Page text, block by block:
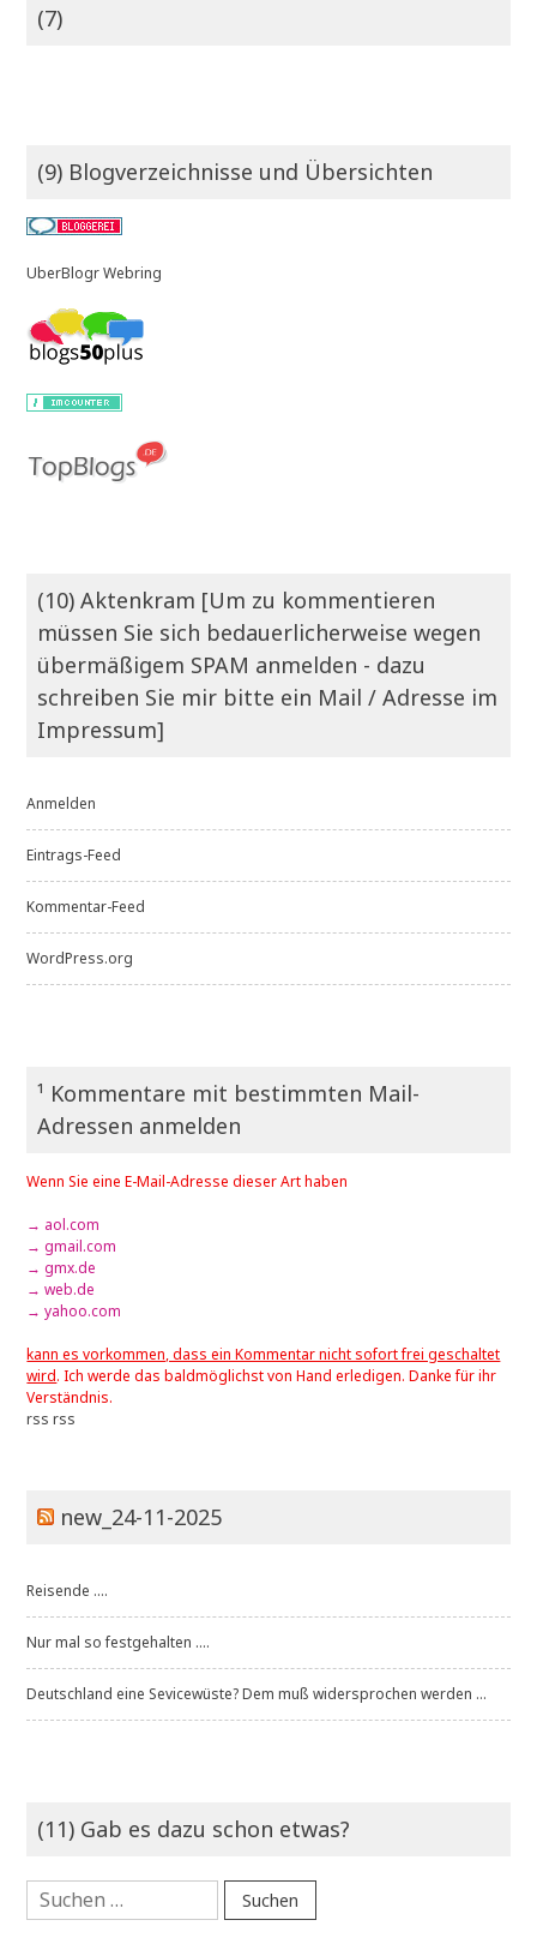
(7)
(9) Blogverzeichnisse und Übersichten
UberBlogr Webring
(10) Aktenkram [Um zu kommentieren
müssen Sie sich bedauerlicherweise wegen
übermäßigem SPAM anmelden - dazu
schreiben Sie mir bitte ein Mail / Adresse im
Impressum]
Anmelden
Eintrags-Feed
Kommentar-Feed
WordPress.org
¹ Kommentare mit bestimmten Mail-
Adressen anmelden
Wenn Sie eine E-Mail-Adresse dieser Art haben
→ aol.com
→ gmail.com
→ gmx.de
→ web.de
→ yahoo.com
kann es vorkommen, dass ein Kommentar nicht sofort frei geschaltet
wird. Ich werde das baldmöglichst von Hand erledigen. Danke für ihr
Verständnis.
rss rss
new_24-11-2025
Reisende ....
Nur mal so festgehalten ....
Deutschland eine Sevicewüste? Dem muß widersprochen werden ...
(11) Gab es dazu schon etwas?
Suchen
nach: